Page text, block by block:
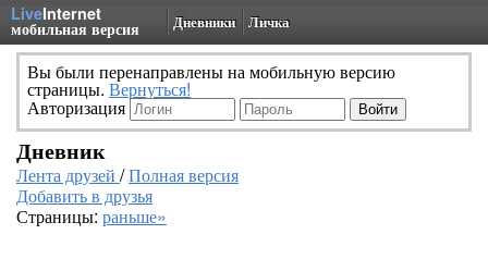
LiveInternet
мобильная версия Дневники Личка
Вы были перенаправлены на мобильную версию
страницы. Вернуться!
Авторизация
Дневник
Лента друзей /Полная версия
Добавить в друзья
Страницы: раньше»